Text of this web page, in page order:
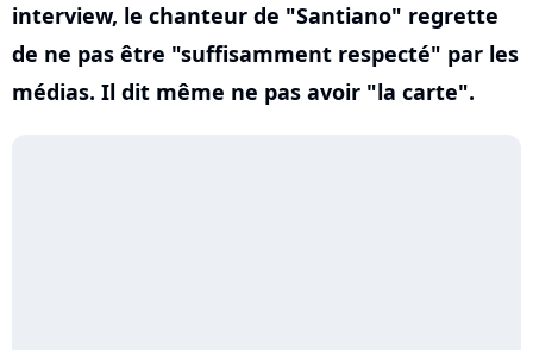
interview, le chanteur de "Santiano" regrette
de ne pas être "suffisamment respecté" par les
médias. Il dit même ne pas avoir "la carte".